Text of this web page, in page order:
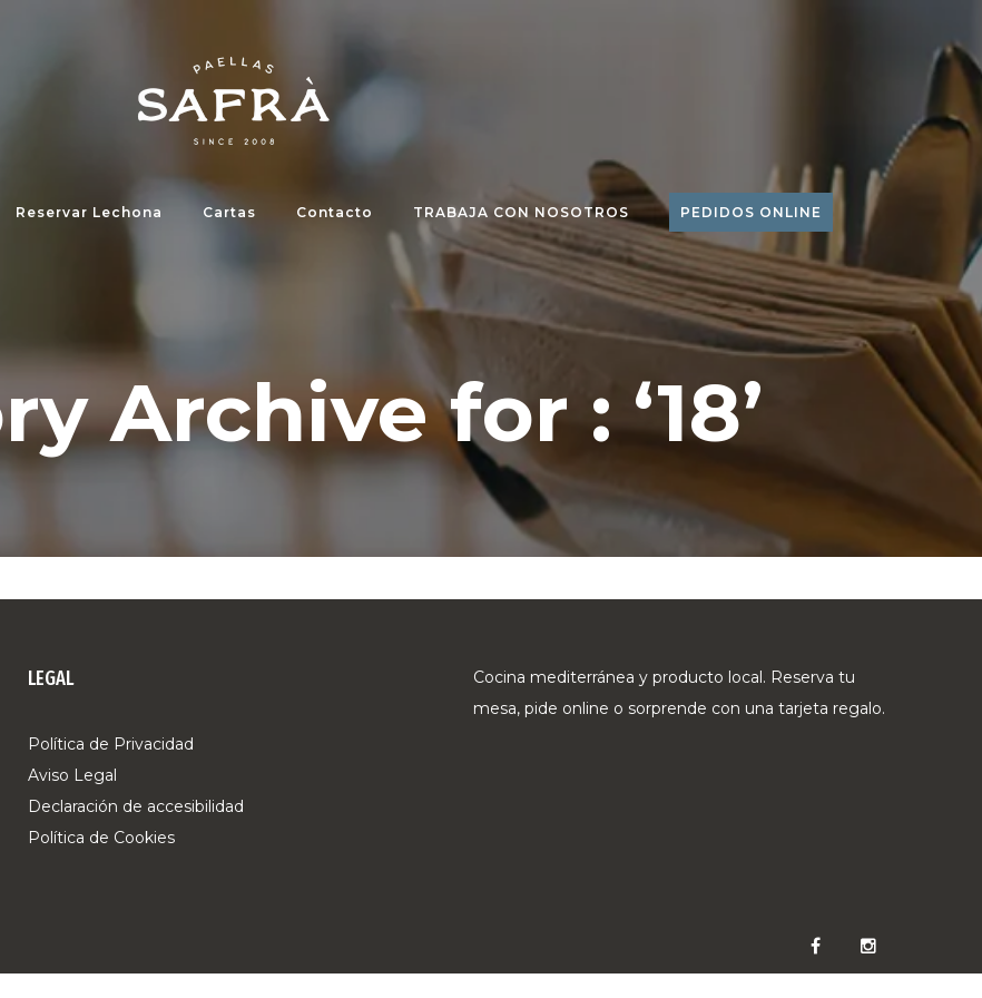
Reservar Lechona Cartas Contacto TRABAJA CON NOSOTROS PEDIDOS ONLINE
Archive for : ‘18’
LEGAL
Política de Privacidad
Aviso Legal
Declaración de accesibilidad
Política de Cookies
Cocina mediterránea y producto local. Reserva tu
mesa, pide online o sorprende con una tarjeta regalo.